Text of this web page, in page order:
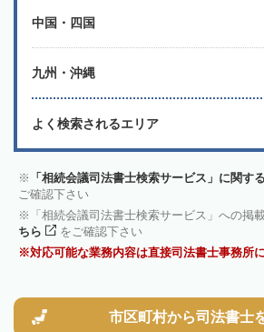
中国・四国
九州・沖縄
よく検索されるエリア
「相続会議司法書士検索サービス」に関す
ご確認下さい
「相続会議司法書士検索サービス」への掲
ちら
をご確認下さい
対応可能な業務内容は直接司法書士事務所
市区町村から司法書士